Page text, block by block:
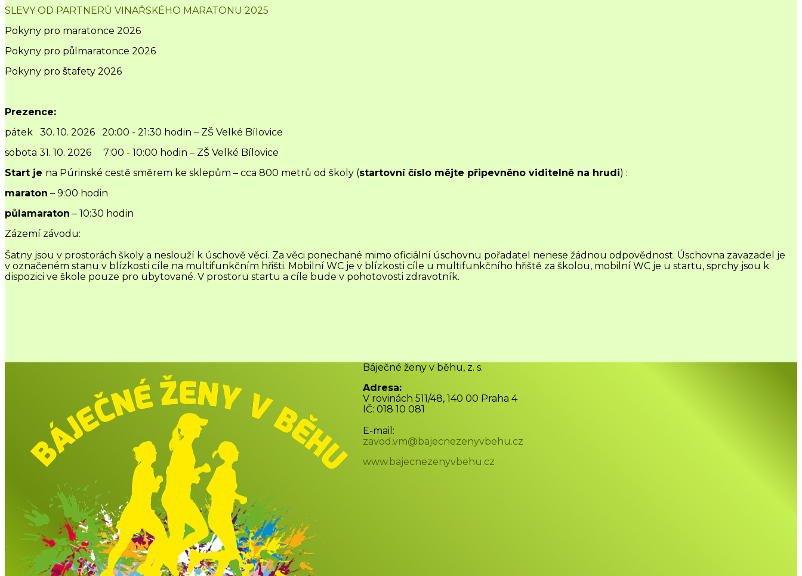
SLEVY OD PARTNERŮ VINAŘSKÉHO MARATONU 2025
Pokyny pro maratonce 2026
Pokyny pro půlmaratonce 2026
Pokyny pro štafety 2026
Prezence:
pátek 30. 10. 2026 20:00 - 21:30 hodin – ZŠ Velké Bílovice
sobota 31. 10. 2026 7:00 - 10:00 hodin – ZŠ Velké Bílovice
Start je na Púrinské cestě směrem ke sklepům – cca 800 metrů od školy (startovní číslo mějte připevněno viditelně na hrudi) :
maraton – 9:00 hodin
půlamaraton – 10:30 hodin
Zázemí závodu:
Šatny jsou v prostorách školy a neslouží k úschově věcí. Za věci ponechané mimo oficiální úschovnu pořadatel nenese žádnou odpovědnost. Úschovna zavazadel je
v označeném stanu v blízkosti cíle na multifunkčním hřišti. Mobilní WC je v blízkosti cíle u multifunkčního hřiště za školou, mobilní WC je u startu, sprchy jsou k
dispozici ve škole pouze pro ubytované. V prostoru startu a cíle bude v pohotovosti zdravotník.
Báječné ženy v běhu, z. s.
Adresa:
V rovinách 511/48, 140 00 Praha 4
IČ: 018 10 081
E-mail:
zavod.vm@bajecnezenyvbehu.cz
www.bajecnezenyvbehu.cz